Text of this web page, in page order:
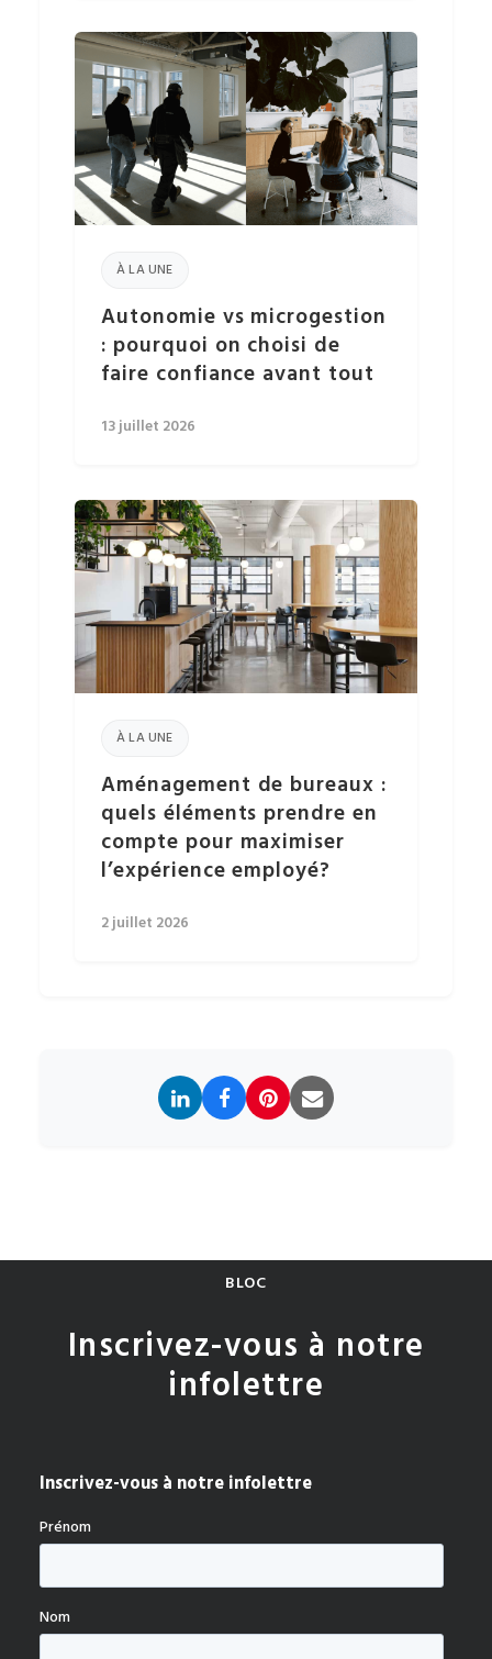
À LA UNE
Autonomie vs microgestion
: pourquoi on choisi de
faire confiance avant tout
13 juillet 2026
À LA UNE
Aménagement de bureaux :
quels éléments prendre en
compte pour maximiser
l’expérience employé?
2 juillet 2026
BLOC
Inscrivez-vous à notre
infolettre